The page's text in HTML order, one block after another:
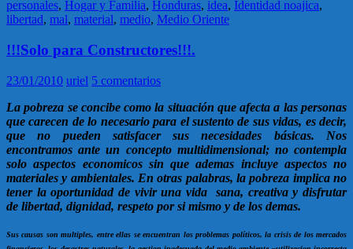
personales, Hogar y Familia, Honduras, idea, Identidad noajica,
libertad, mal, material, medio, Medio Oriente
!!!Solo para Constructores!!!.
23/01/2010 uriel 5 comentarios
La pobreza se concibe como la situación que afecta a las personas
que carecen de lo necesario para el sustento de sus vidas, es decir,
que no pueden satisfacer sus necesidades básicas. Nos
encontramos ante un concepto multidimensional; no contempla
solo aspectos economicos sin que ademas incluye aspectos no
materiales y ambientales. En otras palabras, la pobreza implica no
tener la oportunidad de vivir una vida sana, creativa y disfrutar
de libertad, dignidad, respeto por si mismo y de los demas.
Sus causas son multiples, entre ellas se encuentran los problemas políticos, la crisis de los mercados